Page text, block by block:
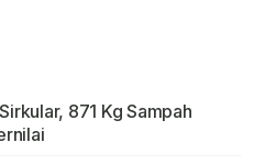
871 Kg Sampah